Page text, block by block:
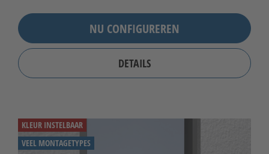
NU CONFIGUREREN
DETAILS
KLEUR INSTELBAAR
VEEL MONTAGETYPES